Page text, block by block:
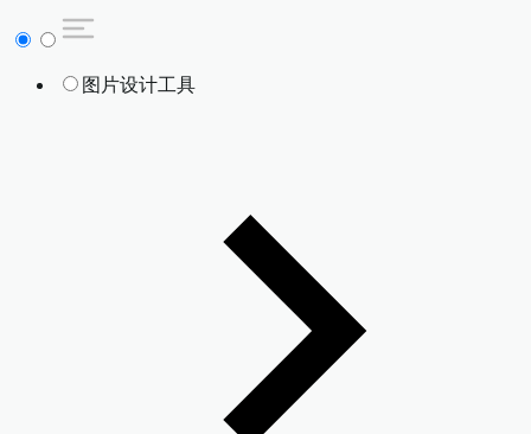
图片设计工具